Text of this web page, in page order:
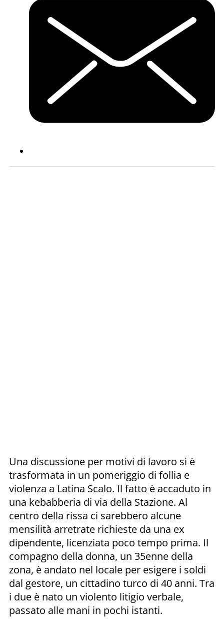
Una discussione per motivi di lavoro si è
trasformata in un pomeriggio di follia e
violenza a Latina Scalo. Il fatto è accaduto in
una kebabberia di via della Stazione. Al
centro della rissa ci sarebbero alcune
mensilità arretrate richieste da una ex
dipendente, licenziata poco tempo prima. Il
compagno della donna, un 35enne della
zona, è andato nel locale per esigere i soldi
dal gestore, un cittadino turco di 40 anni. Tra
i due è nato un violento litigio verbale,
passato alle mani in pochi istanti.